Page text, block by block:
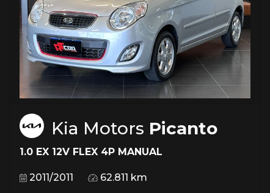
Kia Motors Picanto
1.0 EX 12V FLEX 4P MANUAL
2011/2011 62.811 km